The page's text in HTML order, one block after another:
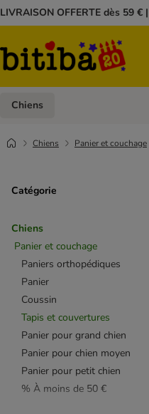
LIVRAISON OFFERTE dès 59
Chiens
Chiens Panier et couchage
Catégorie
Chiens
Panier et couchage
Paniers orthopédiques
Panier
Coussin
Tapis et couvertures
Panier pour grand chien
Panier pour chien moyen
Panier pour petit chien
% À moins de 50 €